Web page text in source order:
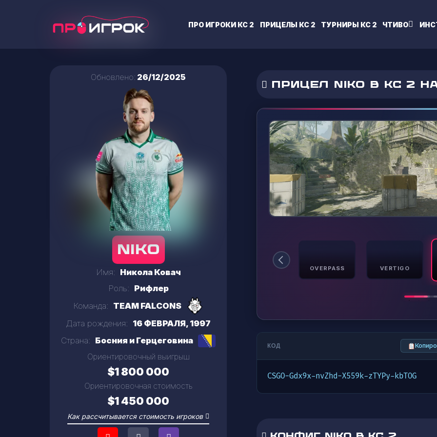
ПРО ИГРОКИ КС 2 ПРИЦЕЛЫ КС 2 ТУРНИРЫ КС 2 ЧТИВО
Обновлено: 26/12/2025
NIKO
Имя: Никола Ковач
Роль: Рифлер
Команда: TEAM FALCONS
Дата рождения: 16 ФЕВРАЛЯ, 1997
Страна: Босния и Герцеговина
Ориентировочный выигрыш
$1 800 000
Ориентировочная стоимость
$1 450 000
Как рассчитывается стоимость игроков
ПРИЦЕЛ NIKO В КС 2
MIRAGE OVERPASS VERTIGO
КОД
CSGO-Gdx9x-nvZhd-X559k-zTYPy-kbTOG